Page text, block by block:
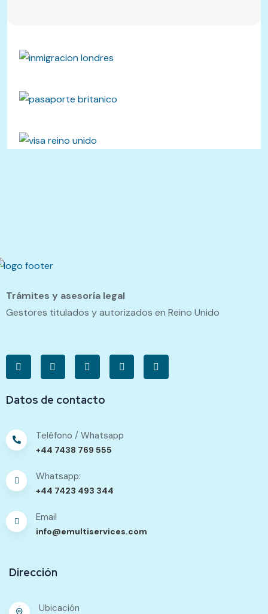
Trámites y asesoría legal
Gestores titulados y autorizados en Reino Unido
Datos de contacto
Teléfono / Whatsapp
+44 7438 769 555
Whatsapp:
+44 7423 493 344
Email
info@emultiservices.com
Dirección
Ubicación